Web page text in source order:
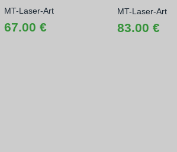
MT-Laser-Art
67.00 €
MT-Laser-Art
83.00 €